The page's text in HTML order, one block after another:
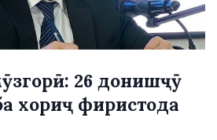
26 донишҷӯ
хориҷ фиристода